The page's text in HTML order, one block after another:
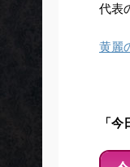
代表
黄麗
「